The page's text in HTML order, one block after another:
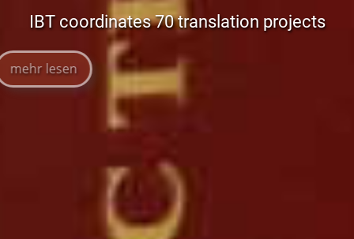
IBT coordinates 70 translation projects
mehr lesen